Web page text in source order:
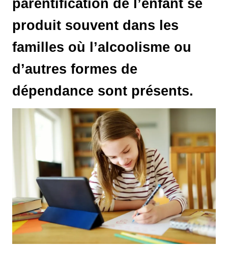
parentification de l’enfant se
produit souvent dans les
familles où l’alcoolisme ou
d’autres formes de
dépendance sont présents.